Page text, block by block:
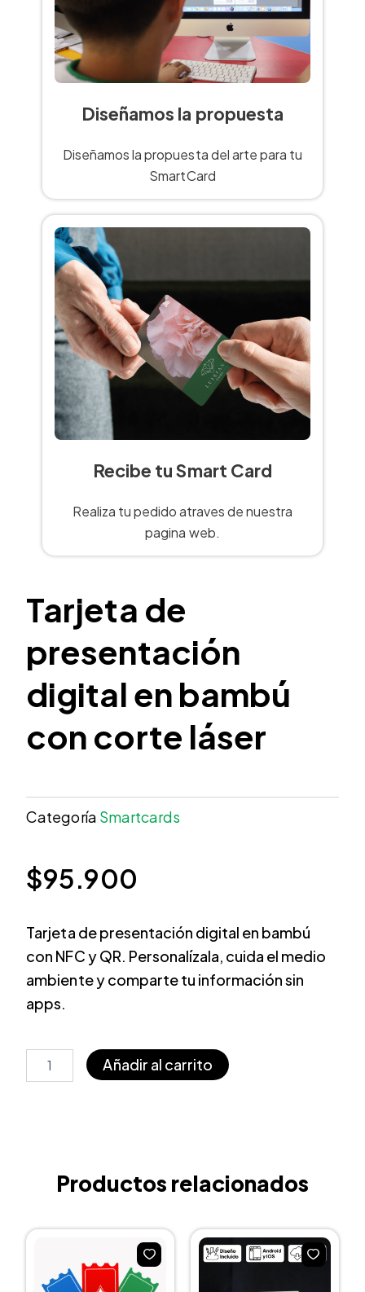
Diseñamos la propuesta
Diseñamos la propuesta del arte para tu
SmartCard
Recibe tu Smart Card
Realiza tu pedido atraves de nuestra
pagina web.
Tarjeta de
presentación
digital en bambú
con corte láser
Categoría Smartcards
$95.900
Tarjeta de presentación digital en bambú
con NFC y QR. Personalízala, cuida el medio
ambiente y comparte tu información sin
apps.
Añadir al carrito
Productos relacionados